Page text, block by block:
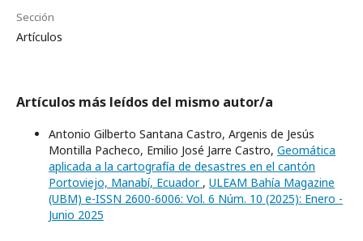
Sección
Artículos
Artículos más leídos del mismo autor/a
Antonio Gilberto Santana Castro, Argenis de Jesús
Montilla Pacheco, Emilio José Jarre Castro, Geomática
aplicada a la cartografía de desastres en el cantón
Portoviejo, Manabí, Ecuador , ULEAM Bahía Magazine
(UBM) e-ISSN 2600-6006: Vol. 6 Núm. 10 (2025): Enero -
Junio 2025